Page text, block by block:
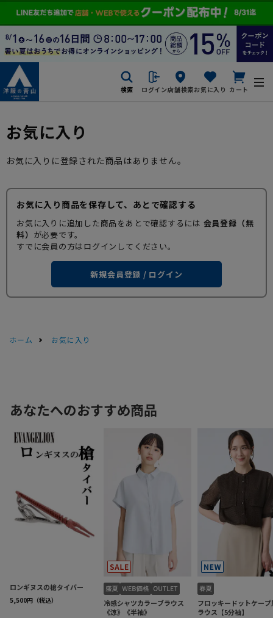
検索 ログイン店舗検索お気に入り カート
お気に入り
お気に入りに登録された商品はありません。
お気に入り商品を保存して、あとで確認する
お気に入りに追加した商品をあとで確認するには 会員登録（無
料） が必要です。
すでに会員の方はログインしてください。
新規会員登録 / ログイン
ホーム お気に入り